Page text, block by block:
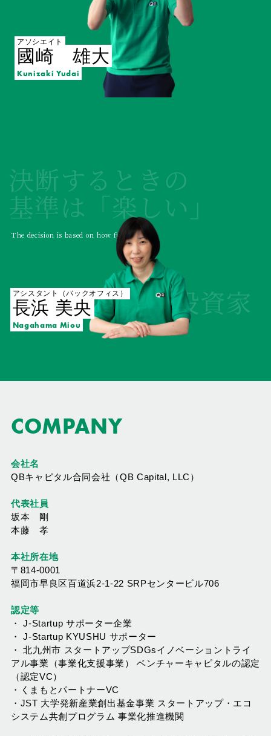
アソシエイト
國崎 雄大
Kunizaki Yudai
決断するときの
基準は「楽しい」
動く投資家
The decision is based on how fun you feel.
アシスタント（バックオフィス）
長浜 美央
Nagahama Miou
COMPANY
会社名
QBキャピタル合同会社（QB Capital, LLC）
代表社員
坂本 剛
本藤 孝
本社所在地
〒814-0001
福岡市早良区百道浜2-1-22 SRPセンタービル706
認定等
・ J-Startup サポーター企業
・ J-Startup KYUSHU サポーター
・ 北九州市 スタートアップSDGsイノベーショントライ
アル事業（事業化支援事業） ベンチャーキャピタルの認定
（認定VC）
・くまもとパートナーVC
・JST 大学発新産業創出基金事業 スタートアップ・エコ
システム共創プログラム 事業化推進機関